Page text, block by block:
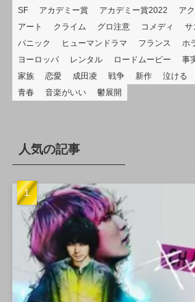
SF
アカデミー賞 アカデミー賞2022 ア
アート
クライム グロ注意 コメディ サ
パニック
ヒューマンドラマ フランス ホ
ヨーロッパ
レンタル ロードムービー 事
家族
恋愛 成田凌 戦争 新作 泣ける
青春
音楽がいい 鬱展開
人気の記事